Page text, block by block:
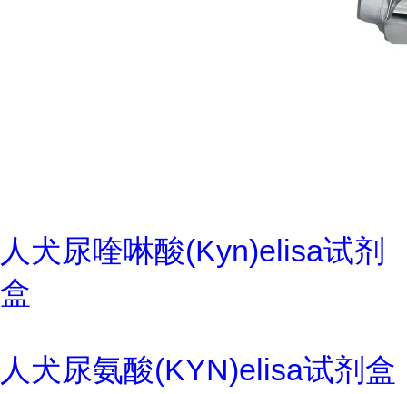
人犬尿喹啉酸(Kyn)elisa试剂
盒
人犬尿氨酸(KYN)elisa试剂盒